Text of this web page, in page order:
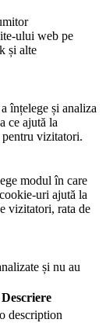
ului web pe
și alte
înțelege și analiza
ce ajută la
vizitatori.
modul în care
uri ajută la
vizitatori, rata de
și nu au
Descriere
description